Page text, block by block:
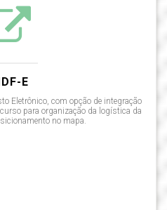
E
Eletrônico, com opção de integração
para organização da logística da
no mapa.